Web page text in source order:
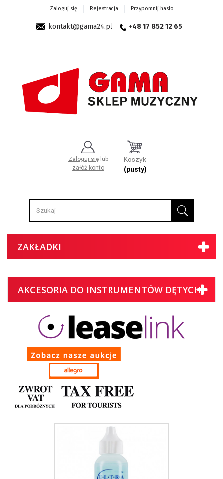
Zaloguj się Rejestracja Przypomnij hasło
kontakt@gama24.pl +48 17 852 12 65
Zaloguj się lub
załóż konto
Koszyk
(pusty)
ZAKŁADKI
AKCESORIA DO INSTRUMENTÓW DĘTYCH